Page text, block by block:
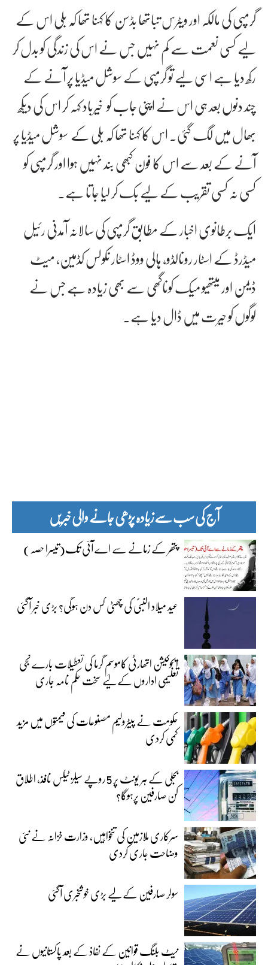
گرمپی کی مالکہ اور ویٹرس تباتھا بڈسن کا کہنا تھا کہ بلی اس کے
لیے کسی نعمت سے کم نہیں جس نے اس کی زندگی کو بدل کر
رکھ دیا ہے اسی لیے تو گرمپی کے سوشل میڈیا پر آنے کے
چند دنوں بعد ہی اس نے اپنی جاب کو خیرباد کہہ کر اس کی دیکھ
بھال میں لگ گئی۔ اس کا کہنا تھا کہ بلی کے سوشل میڈیا پر
آنے کے بعد سے اس کا فون کبھی بند نہیں ہوا اور گرمپی کو
کسی نہ کسی تقریب کے لیے بک کر لیا جاتا ہے۔
ایک برطانوی اخبار کے مطابق گرمپی کی سالانہ آمدنی رئیل
میڈرڈ کے اسٹار رونالڈو، ہالی ووڈ اسٹار نکولس کڈمین، میٹ
ڈیمن اور میتھیو میک کوناگھی سے بھی زیادہ ہے جس نے
لوگوں کو حیرت میں ڈال دیا ہے۔
آج کی سب سے زیادہ پڑھی جانے والی خبریں
پتھر کے زمانے سے اے آئی تک(تیسرا حصہ)
عید میلاد النبیؐ کی چھٹی کس دن ہوگی؟ بڑی خبر آگئی
ایجوکیشن اتھارٹی کاموسمِ گرما کی تعطیلات بارے نجی
تعلیمی اداروں کے لیے سخت حکم نامہ جاری
حکومت نے پیٹرولیم مصنوعات کی قیمتوں میں مزید
کمی کردی
بجلی کے ہر یونٹ پر 5 روپے سیلز ٹیکس نافذ، اطلاق
کن صارفین پرہوگا؟
سرکاری ملازمین کی تنخواہیں، وزارت خزانہ نے نئی
وضاحت جاری کردی
سولر صارفین کے لیے بڑی خوشخبری آگئی
نیٹ بلنگ قوانین کے نفاذ کے بعد پاکستانیوں نے